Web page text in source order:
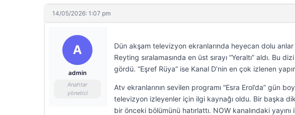
14/05/2026: 1:07 pm
A
admin
Anahtar
yönetici
Dün akşam televizyon ekranlarında heyecan dolu
Reyting sıralamasında en üst sırayı “Yeraltı” aldı. Bu
gördü. “Eşref Rüya” ise Kanal D’nin en çok izlenen
Atv ekranlarının sevilen programı “Esra Erol’da” gün
televizyon izleyenler için ilgi kaynağı oldu. Bir başka
bir önceki bölümünü hatırlattı. NOW kanalındaki